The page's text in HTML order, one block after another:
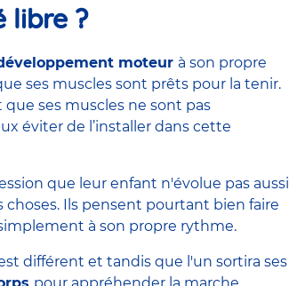
libre ?
moteur à son propre
ses muscles sont prêts pour la tenir.
que ses muscles ne sont pas
éviter de l’installer dans cette
que leur enfant n'évolue pas aussi
Ils pensent pourtant bien faire
à son propre rythme.
différent et tandis que l'un sortira ses
pour appréhender la marche.